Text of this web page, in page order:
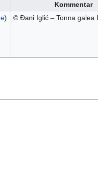
Kommentar
) © Đani Iglić – Tonna galea